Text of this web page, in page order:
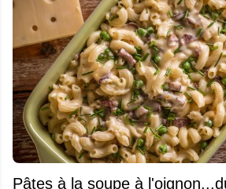
Pâtes à la soupe à